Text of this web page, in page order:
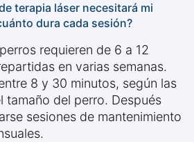
terapia láser necesitará mi
dura cada sesión?
requieren de 6 a 12
en varias semanas.
8 y 30 minutos, según las
tamaño del perro. Después
sesiones de mantenimiento